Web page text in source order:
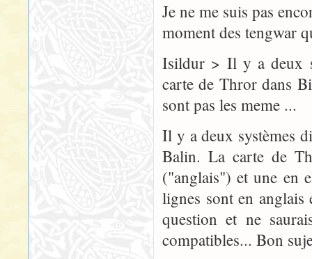
Je ne me suis pas
moment des tengwar
Isildur > Il y a deux
carte de Thror dans
sont pas les meme ...
Il y a deux systèmes
Balin. La carte de
("anglais") et une en
lignes sont en anglais
question et ne
compatibles... Bon